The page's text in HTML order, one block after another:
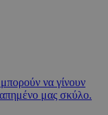
να γίνουν
μας σκύλο.